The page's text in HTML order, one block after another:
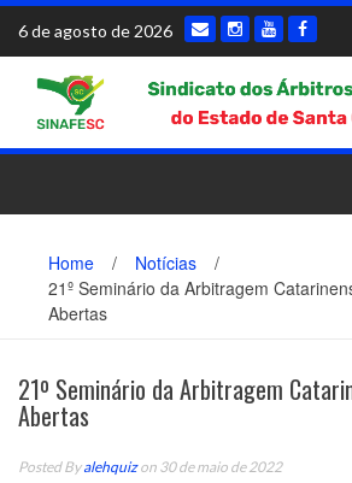
Skip
content
6 de agosto de 2026
Home / Notícias
/
21º Seminário da Arbitragem
Abertas
21º Seminário da Arbitragem
Abertas
Posted Byalehquizon 30 de maio de 2022